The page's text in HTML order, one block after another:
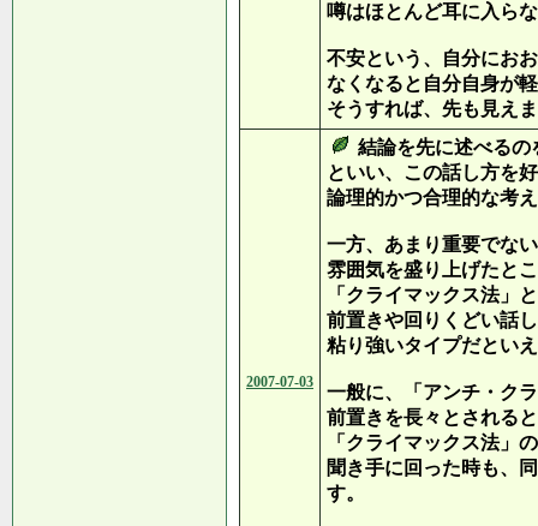
噂はほとんど耳に入ら
不安という、自分にお
なくなると自分自身が
そうすれば、先も見え
2007-07-03
結論を先に述べるの
といい、この話し方を
論理的かつ合理的な考
一方、あまり重要でな
雰囲気を盛り上げたと
「クライマックス法」
前置きや回りくどい話
粘り強いタイプだとい
一般に、「アンチ・ク
前置きを長々とされる
「クライマックス法」
聞き手に回った時も、
す。